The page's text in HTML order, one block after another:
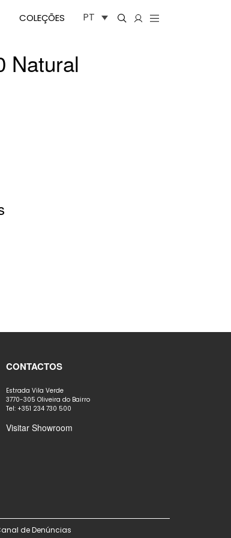
COLEÇÕES PT
Natural
CONTACTOS
Estrada Vila Verde
3770-305 Oliveira do Bairro
Tel: +351 234 730 500
Visitar Showroom
de Denúncias